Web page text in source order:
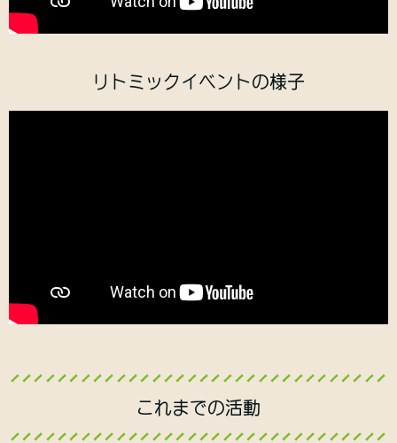
リトミックイベントの様子
これまでの活動